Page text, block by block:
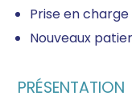
Prise en
Nouveaux
PRÉSENTATION